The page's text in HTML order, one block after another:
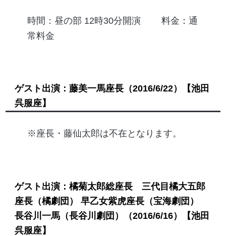
時間：昼の部 12時30分開演 料金：通
常料金
ゲスト出演：藤美一馬座長（2016/6/22）
【池田
呉服座】
※座長・藤仙太郎は不在となります。
ゲスト出演：橘菊太郎総座長 三代目橘大五郎
座長（橘劇団） 早乙女紫虎座長（宝海劇団）
長谷川一馬（長谷川劇団）
（2016/6/16）
【池田
呉服座】